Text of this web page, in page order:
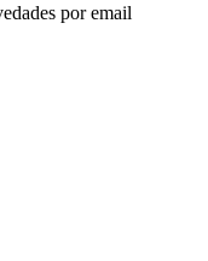
por email